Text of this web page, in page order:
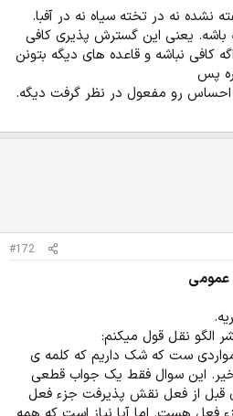
نه در تخته سیاه نه در آفبا.
باشه. یعنی این گسترش پذیری کافی
نباشه و قاعده های دیگه بتونن
پس
رو مفعول در نظر گرفت دیگه.
#172
عمومی
الگو نقل قول میکنم:
ست که شک داریم که کلمه ی
این سوال فقط یک جواب قطعی
قبل از فعل نقش پذیرفت جزء فعل